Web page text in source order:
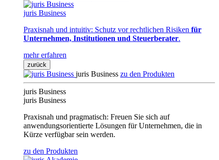
juris Business
Praxisnah und intuitiv: Schutz vor rechtlichen Risiken für
Unternehmen, Institutionen und Steuerberater.
mehr erfahren
zurück
juris Business zu den Produkten
juris Business
juris Business
Praxisnah und pragmatisch: Freuen Sie sich auf
anwendungsorientierte Lösungen für Unternehmen, die in
Kürze verfügbar sein werden.
zu den Produkten